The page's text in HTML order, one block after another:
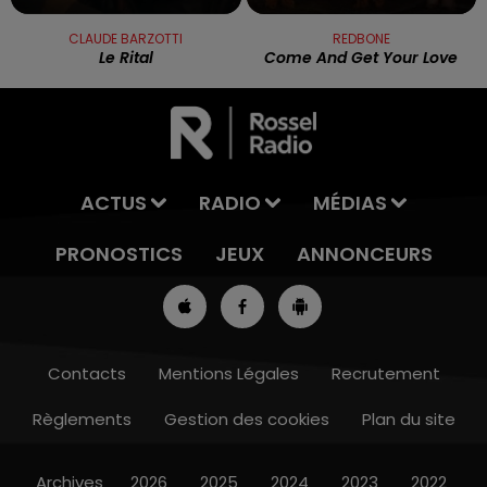
13h00 - 16h00
CLAUDE BARZOTTI
Le Rital
REDBONE
Come And Get Your Love
ACTUS RADIO
MÉDIAS
PRONOSTICS
JEUX ANNONCEURS
Contacts Mentions Légales
Recrutement
Règlements
Gestion des cookies Plan du site
Archives 2026 2025 2024 2023 2022